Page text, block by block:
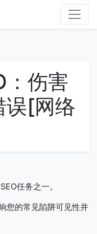
：伤害
误[网络
任务之一。
您的常见陷阱可见性并